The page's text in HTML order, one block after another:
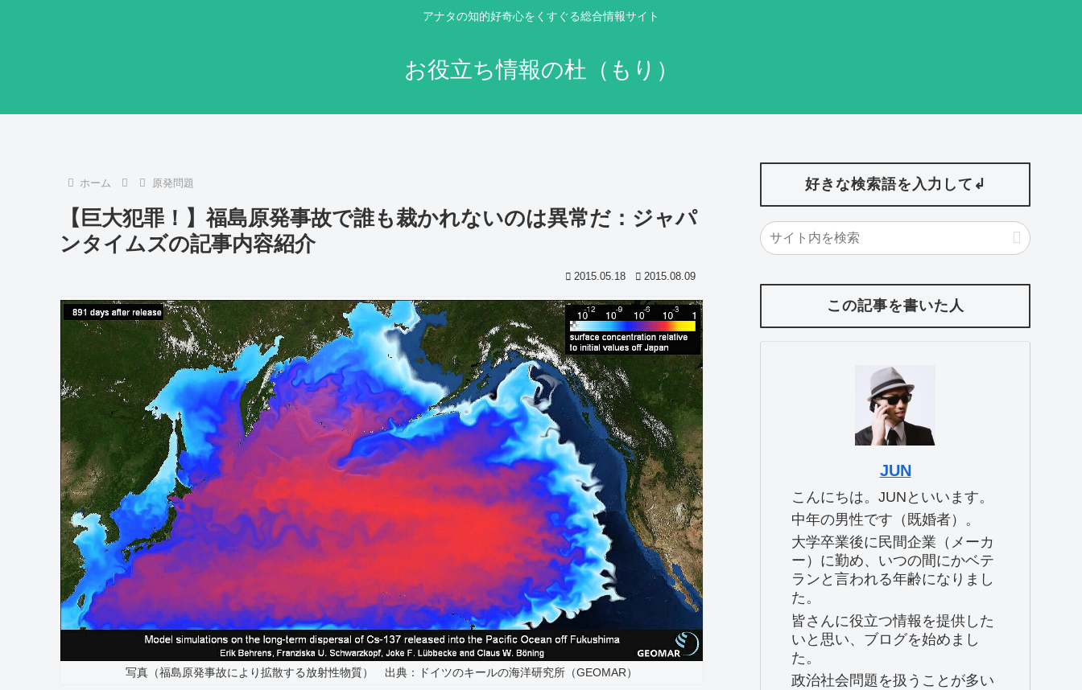
アナタの知的好奇心をくすぐる総合情報サイト
お役立ち情報の杜（もり）
ホーム 原発問題
【巨大犯罪！】福島原発事故で誰も裁かれないのは異常だ：ジャパ
ンタイムズの記事内容紹介
2015.05.18 2015.08.09
写真（福島原発事故により拡散する放射性物質） 出典：ドイツのキールの海洋研究所（GEOMAR）
好きな検索語を入力して↲
この記事を書いた人
JUN
こんにちは。JUNといいます。
中年の男性です（既婚者）。
大学卒業後に民間企業（メーカ
ー）に勤め、いつの間にかベテ
ランと言われる年齢になりまし
た。
皆さんに役立つ情報を提供した
いと思い、ブログを始めまし
た。
政治社会問題を扱うことが多い